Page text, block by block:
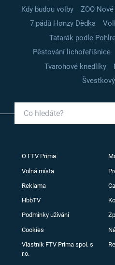
Kdy budou volby
ZOO
7 pádů Honzy Dědka
Tatarák podle
Pěstování lichořeřišnice
Tvarohové knedlíky
O FTV Prima
Volná místa
Reklama
HbbTV
Podmínky užívání
Cookies
Vlastník FTV Prima spol. s
r.o.